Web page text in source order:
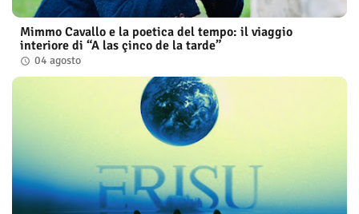
Mimmo Cavallo e la poetica del tempo: il viaggio
interiore di “A las çinco de la tarde”
04 agosto